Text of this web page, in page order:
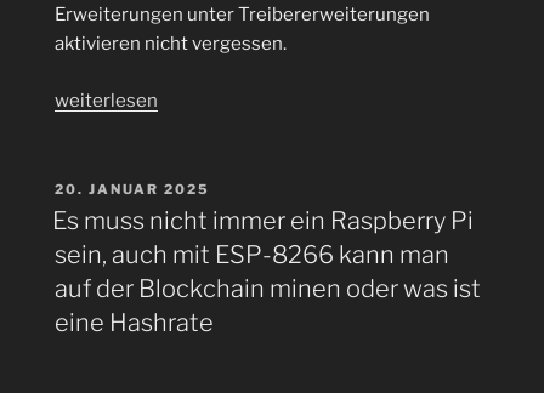
Erweiterungen unter Treibererweiterungen
aktivieren nicht vergessen.
„Bitcoin
Mining
auf
einem
ESP-
32
mit
weiterlesen
VERÖFFENTLICHT
AM
20. JANUAR 2025
Es muss nicht immer ein Raspberry Pi
sein, auch mit ESP-8266 kann man
auf der Blockchain minen oder was ist
eine Hashrate